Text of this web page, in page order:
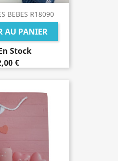
BEBES R18090
AU PANIER
Stock
€